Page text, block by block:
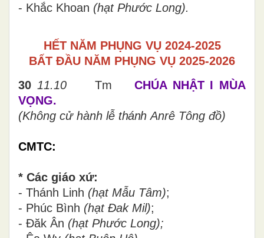
- Khắc Khoan (hạt Phước Long).
HẾT NĂM PHỤNG VỤ 2024-2025
BẤT ĐẦU NĂM PHỤNG VỤ 2025-2026
30 11.10TmCHÚA NHẬT I MÙA
VỌNG.
(Không cử hành lễ thánhAnrê Tông đồ)
CMTC:
* Các giáo xứ:
- Thánh Linh (hạt Mẫu Tâm);
- Phúc Bình (hạt Đak Mil);
- Đăk Ân (hạt Phước Long);